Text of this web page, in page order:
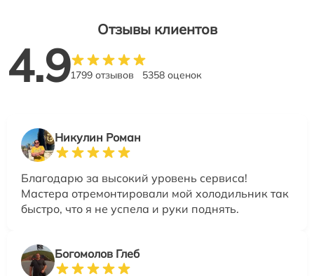
Отзывы клиентов
4.91799 отзывов 5358 оценок
Никулин Роман
Благодарю за высокий уровень сервиса!
Мастера отремонтировали мой холодильник так
быстро, что я не успела и руки поднять.
Богомолов Глеб